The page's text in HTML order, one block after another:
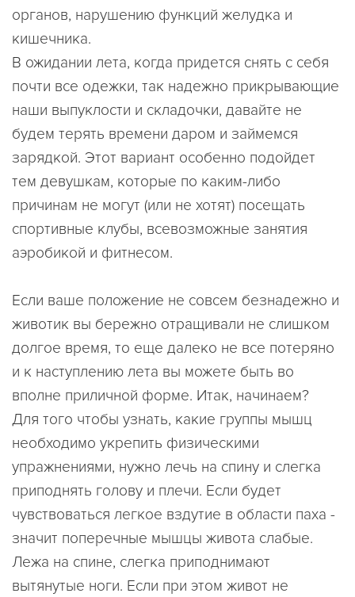
органов, нарушению функций желудка и
кишечника.
В ожидании лета, когда придется снять с себя
почти все одежки, так надежно прикрывающие
наши выпуклости и складочки, давайте не
будем терять времени даром и займемся
зарядкой. Этот вариант особенно подойдет
тем девушкам, которые по каким-либо
причинам не могут (или не хотят) посещать
спортивные клубы, всевозможные занятия
аэробикой и фитнесом.
Если ваше положение не совсем безнадежно и
животик вы бережно отращивали не слишком
долгое время, то еще далеко не все потеряно
и к наступлению лета вы можете быть во
вполне приличной форме. Итак, начинаем?
Для того чтобы узнать, какие группы мышц
необходимо укрепить физическими
упражнениями, нужно лечь на спину и слегка
приподнять голову и плечи. Если будет
чувствоваться легкое вздутие в области паха -
значит поперечные мышцы живота слабые.
Лежа на спине, слегка приподнимают
вытянутые ноги. Если при этом живот не